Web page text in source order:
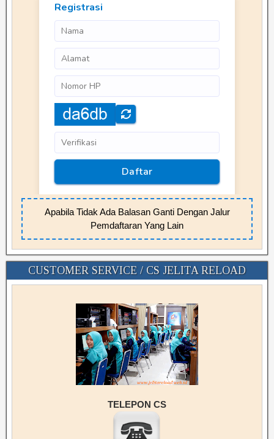
Apabila Tidak Ada Balasan Ganti Dengan Jalur
Pemdaftaran Yang Lain
CUSTOMER SERVICE / CS JELITA RELOAD
TELEPON CS